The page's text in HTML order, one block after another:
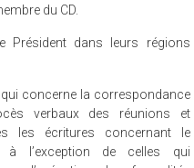
du CD.
Président dans leurs régions
concerne la correspondance
verbaux des réunions et
les écritures concernant le
à l’exception de celles qui